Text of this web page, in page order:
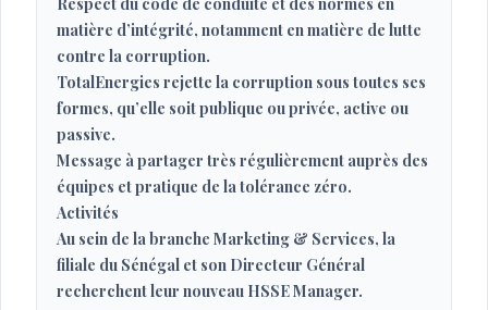
matière d’intégrité, notamment en matière de lutte
contre la corruption.
TotalEnergies rejette la corruption sous toutes ses
formes, qu’elle soit publique ou privée, active ou
passive.
Message à partager très régulièrement auprès des
équipes et pratique de la tolérance zéro.
Activités
Au sein de la branche Marketing & Services, la
filiale du Sénégal et son Directeur Général
recherchent leur nouveau HSSE Manager.